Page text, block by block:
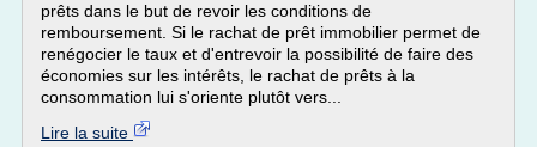
prêts dans le but de revoir les conditions de
remboursement. Si le rachat de prêt immobilier permet de
renégocier le taux et d'entrevoir la possibilité de faire des
économies sur les intérêts, le rachat de prêts à la
consommation lui s'oriente plutôt vers...
Lire la suite